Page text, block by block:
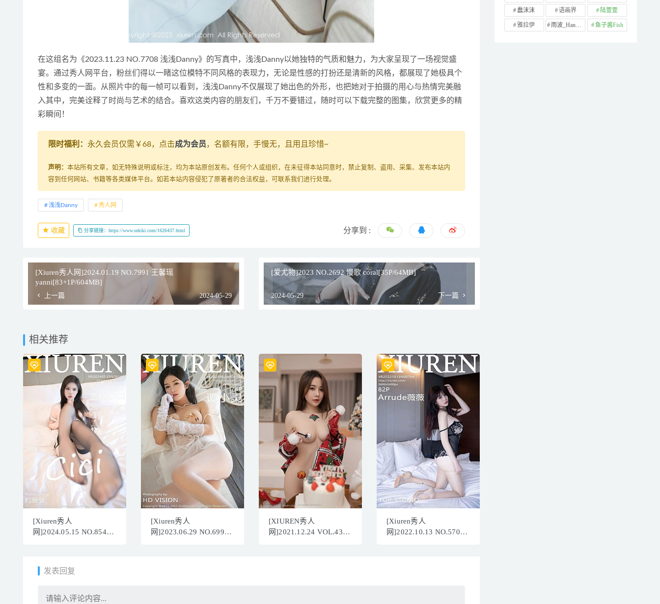
在这组名为《2023.11.23 NO.7708 浅浅Danny》的写真中，浅浅Danny以她独特的气质和魅力，为大家呈现了一场视觉盛
宴。通过秀人网平台，粉丝们得以一睹这位模特不同风格的表现力，无论是性感的打扮还是清新的风格，都展现了她极具个
性和多变的一面。从照片中的每一帧可以看到，浅浅Danny不仅展现了她出色的外形，也把她对于拍摄的用心与热情完美融
入其中，完美诠释了时尚与艺术的结合。喜欢这类内容的朋友们，千万不要错过，随时可以下载完整的图集，欣赏更多的精
彩瞬间！
限时福利： 永久会员仅需￥68，点击成为会员，名额有限，手慢无，且用且珍惜~
声明： 本站所有文章，如无特殊说明或标注，均为本站原创发布。任何个人或组织，在未征得本站同意时，禁止复制、盗用、采集、发布本站内
容到任何网站、书籍等各类媒体平台。如若本站内容侵犯了原著者的合法权益，可联系我们进行处理。
浅浅Danny 秀人网
收藏 分享链接：https://www.sekiki.com/1626437.html 分享到 :
[Xiuren秀人网]2024.01.19 NO.7991 王馨瑶
yanni[83+1P/604MB]
上一篇 2024-05-29
[爱尤物]2023 NO.2692 慢歌 coral[35P/64MB]
2024-05-29 下一篇
相关推荐
[Xiuren秀人
网]2024.05.15 NO.8540
[Xiuren秀人
网]2023.06.29 NO.6994
[XIUREN秀人
网]2021.12.24 VOL.4383
[Xiuren秀人
网]2022.10.13 NO.5704
发表回复
蠢沫沫 语画界 陆萱萱
雅拉伊 雨波_HaneAme 鱼子酱Fish